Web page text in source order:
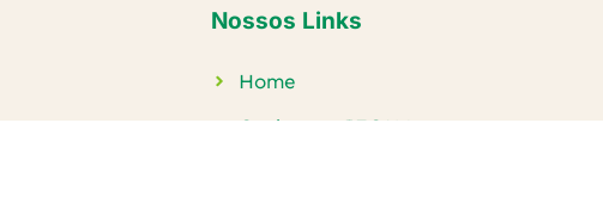
Nossos Links
Home
Conheça o IECAM